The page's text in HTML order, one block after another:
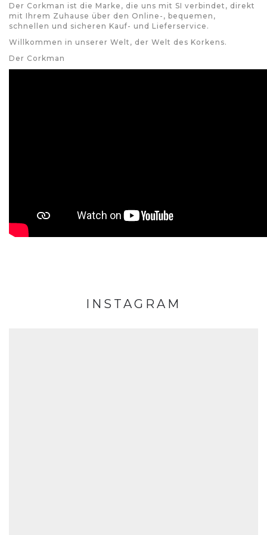
Der Corkman ist die Marke, die uns mit SI verbindet, direkt
mit Ihrem Zuhause über den Online-, bequemen,
schnellen und sicheren Kauf- und Lieferservice.
Willkommen in unserer Welt, der Welt des Korkens.
Der Corkman
INSTAGRAM